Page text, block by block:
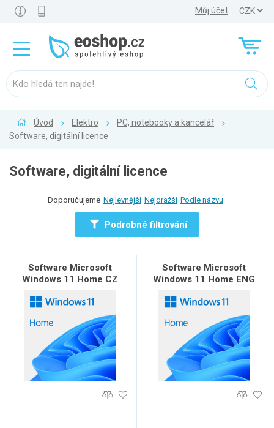
Můj účet
Úvod Elektro
PC, notebooky a kancelář
Software, digitální licence
Software, digitální licence
Doporučujeme Nejlevnější Nejdražší Podle názvu
Podrobné filtrování
Software Microsoft
Windows 11 Home CZ
Software Microsoft
Windows 11 Home ENG